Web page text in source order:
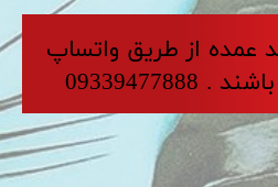
عمده از طریق واتساپ